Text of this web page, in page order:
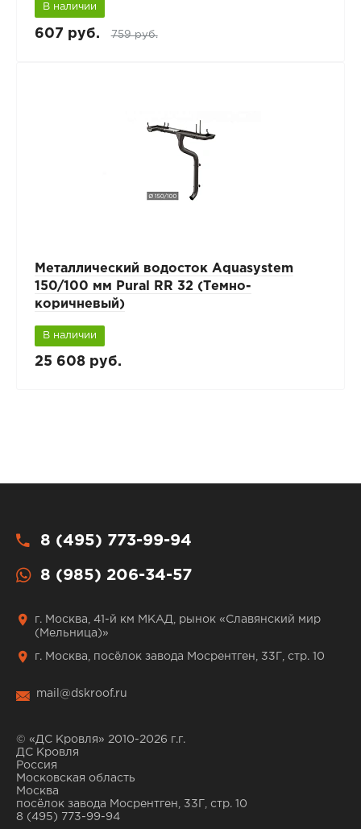
В наличии
607 руб. 759 руб.
Металлический водосток Aquasystem
150/100 мм Pural RR 32 (Темно-
коричневый)
В наличии
25 608 руб.
8 (495) 773-99-94
8 (985) 206-34-57
г. Москва, 41-й км МКАД, рынок «Славянский мир
(Мельница)»
г. Москва, посёлок завода Мосрентген, 33Г, стр. 10
mail@dskroof.ru
© «ДС Кровля» 2010-2026 г.г.
ДС Кровля
Россия
Московская область
Москва
посёлок завода Мосрентген, 33Г, стр. 10
8 (495) 773-99-94